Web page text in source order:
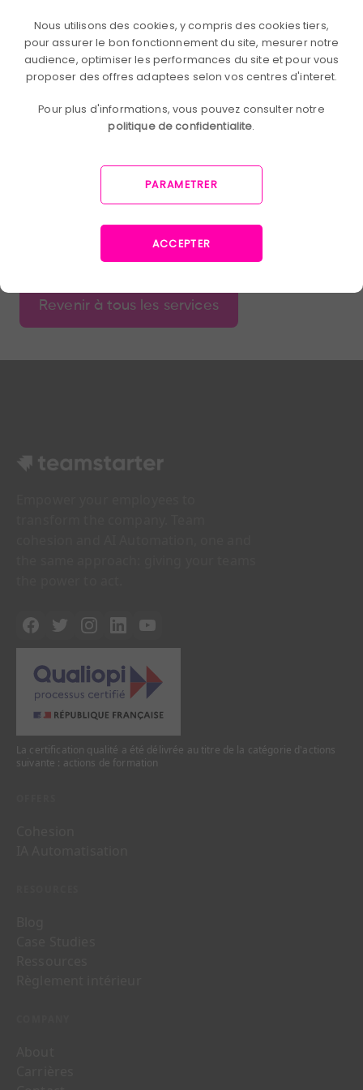
you to take stock of the initiatives and actions to be
undertaken while maximizing the impact.
Prix du service
Revenir à tous les services
La certification qualité a été délivrée au titre de la catégorie d'actions
suivante : actions de formation
Nous utilisons des cookies, y compris des cookies tiers,
pour assurer le bon fonctionnement du site, mesurer notre
audience, optimiser les performances du site et pour vous
proposer des offres adaptees selon vos centres d'interet.
Pour plus d'informations, vous pouvez consulter notre
politique de confidentialite.
PARAMETRER
ACCEPTER